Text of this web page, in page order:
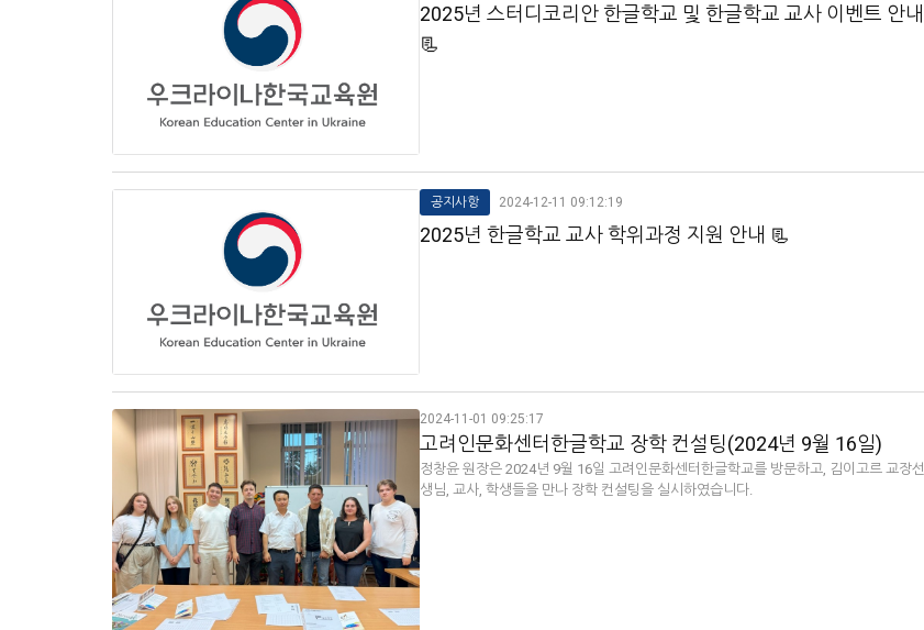
2025년 스터디코리안 한글학교 및 한글학교 교사 이벤트 안내
📃
공지사항 2024-12-11 09:12:19
2025년 한글학교 교사 학위과정 지원 안내 📃
2024-11-01 09:25:17
고려인문화센터한글학교 장학 컨설팅(2024년 9월 16일)
정창윤 원장은 2024년 9월 16일 고려인문화센터한글학교를 방문하고, 김이고르 교장선
생님, 교사, 학생들을 만나 장학 컨설팅을 실시하였습니다.